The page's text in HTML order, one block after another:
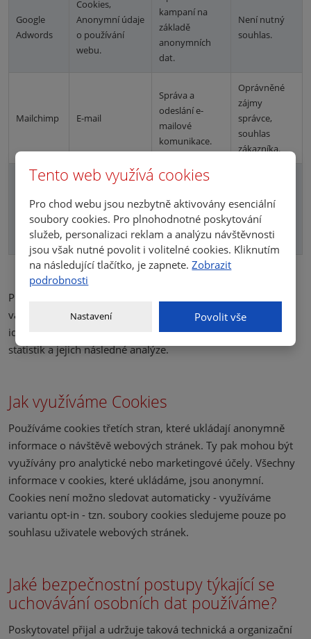
Google
Adwords
Cookies,
Anonymní údaje
o používání
webu.
kampaní na
základě
anonymních
dat.
Není nutný
souhlas.
Mailchimp E-mail
Správa a
odeslání e-
mailové
komunikace.
Oprávněné
zájmy
správce,
souhlas
zákazníka.
Smartsupp
Cookies,
informace o
chování na
stránce.
chování
zákazníka na
stránce.
Není nutný.
Přes aplikace třetích stran shromažďujeme informace o
vašem počítači. Tyto údaje jsou anonymní. Nemohou vás
identifikovat jako osobu a jsou využívána pouze k tvorbě
statistik a jejich následné analýze.
Jak využíváme Cookies
Používáme cookies třetích stran, které ukládají anonymně
informace o návštěvě webových stránek. Ty pak mohou být
využívány pro analytické nebo marketingové účely. Všechny
informace v cookies, které ukládáme, jsou anonymní.
Cookies není možno sledovat automaticky - využíváme
variantu opt-in - tzn. soubory cookies sledujeme pouze po
souhlasu uživatele webových stránek.
Jaké bezpečnostní postupy týkající se
uchovávání osobních dat používáme?
Poskytovatel přijal a udržuje taková technická a organizační
Tento web využívá cookies
Pro chod webu jsou nezbytně aktivovány esenciální
soubory cookies. Pro plnohodnotné poskytování
služeb, personalizaci reklam a analýzu návštěvnosti
jsou však nutné povolit i volitelné cookies. Kliknutím
na následující tlačítko, je zapnete.Zobrazit
podrobnosti
Nastavení Povolit vše